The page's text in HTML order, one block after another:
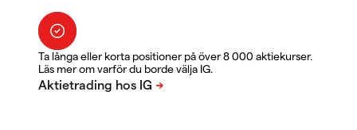
Ta långa eller korta positioner på över 8 000 aktiekurser.
Läs mer om varför du borde välja IG.